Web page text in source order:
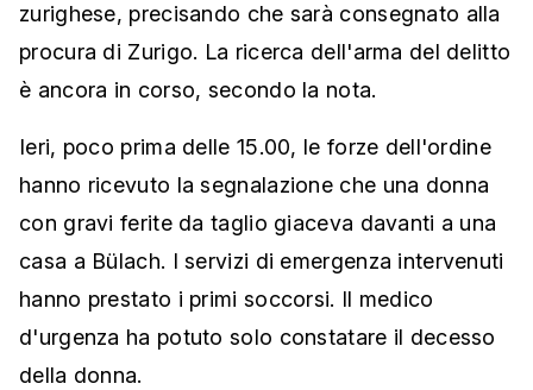
zurighese, precisando che sarà consegnato alla
procura di Zurigo. La ricerca dell'arma del delitto
è ancora in corso, secondo la nota.
Ieri, poco prima delle 15.00, le forze dell'ordine
hanno ricevuto la segnalazione che una donna
con gravi ferite da taglio giaceva davanti a una
casa a Bülach. I servizi di emergenza intervenuti
hanno prestato i primi soccorsi. Il medico
d'urgenza ha potuto solo constatare il decesso
della donna.